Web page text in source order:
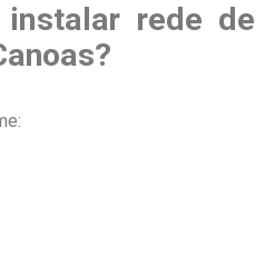
instalar rede de